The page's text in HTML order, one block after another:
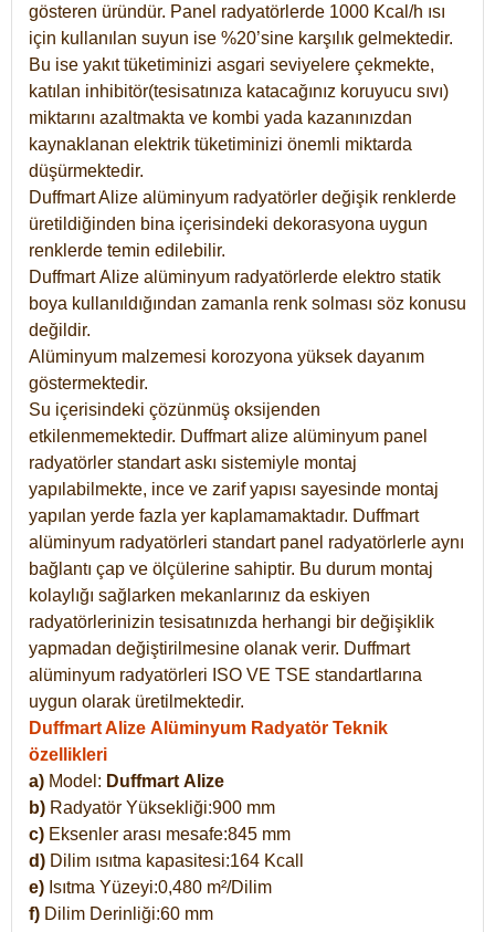
gösteren üründür. Panel radyatörlerde 1000 Kcal/h ısı
için kullanılan suyun ise %20’sine karşılık gelmektedir.
Bu ise yakıt tüketiminizi asgari seviyelere çekmekte,
katılan inhibitör(tesisatınıza katacağınız koruyucu sıvı)
miktarını azaltmakta ve kombi yada kazanınızdan
kaynaklanan elektrik tüketiminizi önemli miktarda
düşürmektedir.
Duffmart Alize alüminyum radyatörler değişik renklerde
üretildiğinden bina içerisindeki dekorasyona uygun
renklerde temin edilebilir.
DuffmartAlize alüminyum radyatörlerde elektro statik
boya kullanıldığından zamanla renk solması söz konusu
değildir.
Alüminyum malzemesi korozyona yüksek dayanım
göstermektedir.
Su içerisindeki çözünmüş oksijenden
etkilenmemektedir. Duffmart alize alüminyum panel
radyatörler standart askı sistemiyle montaj
yapılabilmekte, ince ve zarif yapısı sayesinde montaj
yapılan yerde fazla yer kaplamamaktadır. Duffmart
alüminyum radyatörleri standart panel radyatörlerle aynı
bağlantı çap ve ölçülerine sahiptir. Bu durum montaj
kolaylığı sağlarken mekanlarınız da eskiyen
radyatörlerinizin tesisatınızda herhangi bir değişiklik
yapmadan değiştirilmesine olanak verir. Duffmart
alüminyum radyatörleri ISO VE TSE standartlarına
uygun olarak üretilmektedir.
Duffmart Alize Alüminyum Radyatör Teknik
özellikleri
a) Model: Duffmart Alize
b) Radyatör Yüksekliği:900 mm
c) Eksenler arası mesafe:845 mm
d) Dilim ısıtma kapasitesi:164 Kcall
e) Isıtma Yüzeyi:0,480 m²/Dilim
f) Dilim Derinliği:60 mm